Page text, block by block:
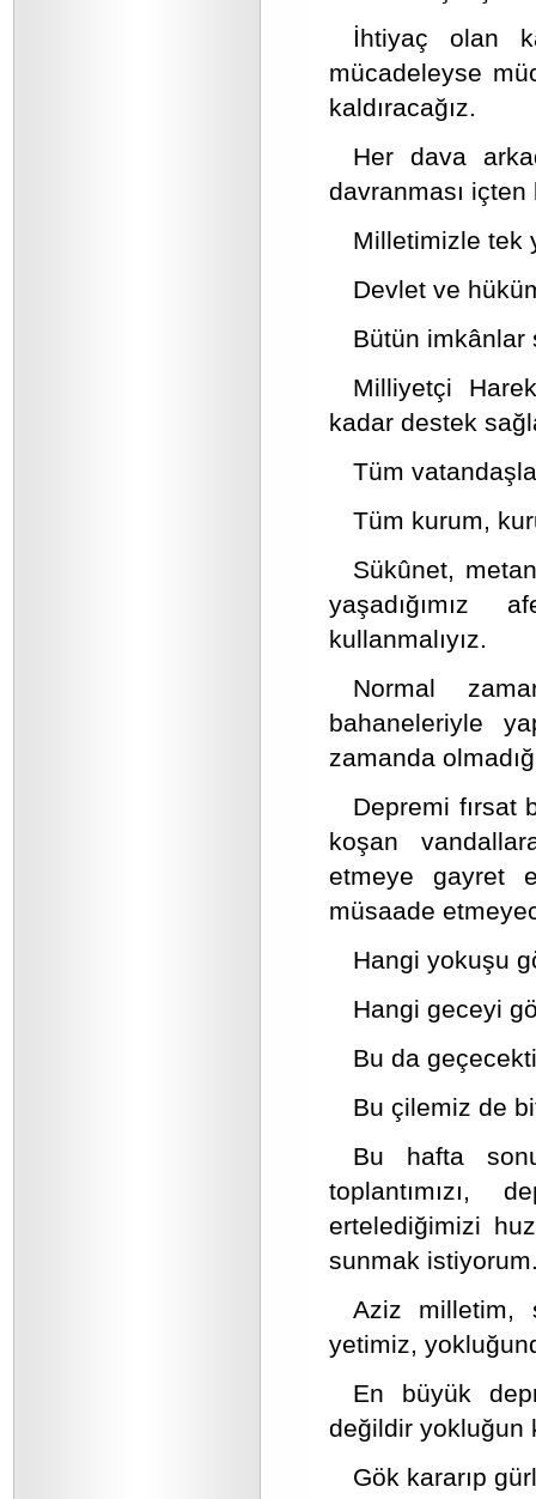
İhtiyaç olan
mücadeleyse
kaldıracağız.
Her dava
davranması
Milletimizle tek
Devlet ve
Bütün imkânlar
Milliyetçi
kadar destek
Tüm
Tüm kurum,
Sükûnet,
yaşadığımız
kullanmalıyız.
Normal
bahaneleriyle
zamanda
Depremi fırsat
koşan
etmeye gayret
müsaade
Hangi yokuşu
Hangi geceyi
Bu da
Bu çilemiz de
Bu hafta sonu
toplantımızı,
ertelediğimizi
sunmak
Aziz milletim,
yetimiz,
En büyük
değildir yokluğun
Gök kararıp